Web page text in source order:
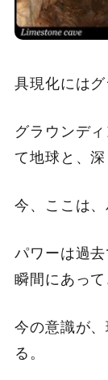
具現化にはグ
グラウンデ
て地球と、
今、ここは、
パワーは過
瞬間にあって
今の意識が
る。